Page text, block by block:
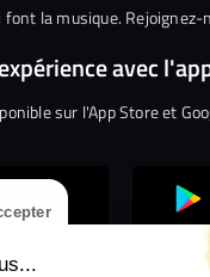
font la musique. Rejoignez-
avec
sur l'App Store et